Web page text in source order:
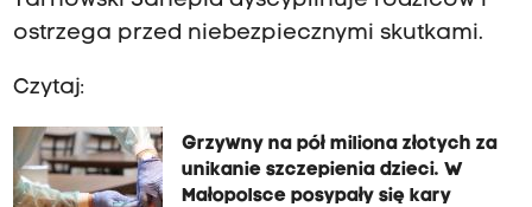
ostrzega przed niebezpiecznymi skutkami.
Czytaj:
Grzywny na pół miliona złotych za
unikanie szczepienia dzieci. W
Małopolsce posypały się kary